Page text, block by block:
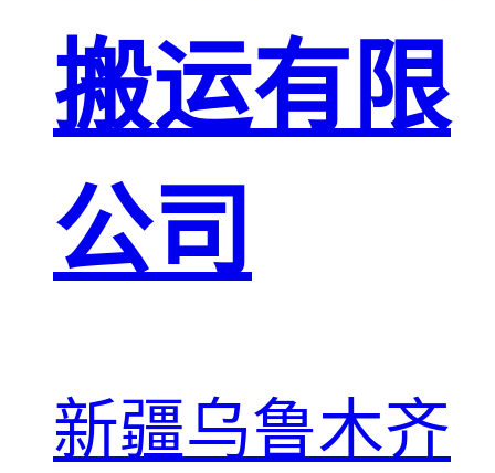
搬运有限
公司
新疆乌鲁木齐